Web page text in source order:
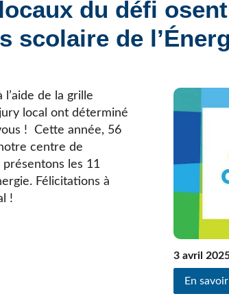
de l’élève
à la maison
scolaire et sociale
et technos
formation de l’école québécoise
offerts
du défi
scolaire de
de la grille
local ont déterminé
! Cette année, 56
centre de
présentons les 11
Félicitations à
!
3 avril
En